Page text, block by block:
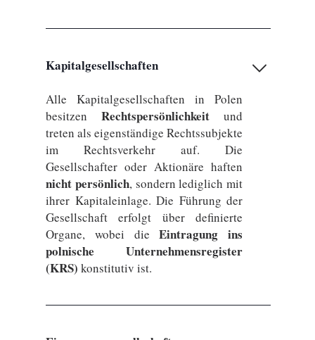
Kapitalgesellschaften
Alle Kapitalgesellschaften in Polen
besitzen Rechtspersönlichkeit und
treten als eigenständige Rechtssubjekte
im Rechtsverkehr auf. Die
Gesellschafter oder Aktionäre haften
nicht persönlich, sondern lediglich mit
ihrer Kapitaleinlage. Die Führung der
Gesellschaft erfolgt über definierte
Organe, wobei dieEintragung ins
polnische Unternehmensregister
(KRS) konstitutiv ist.